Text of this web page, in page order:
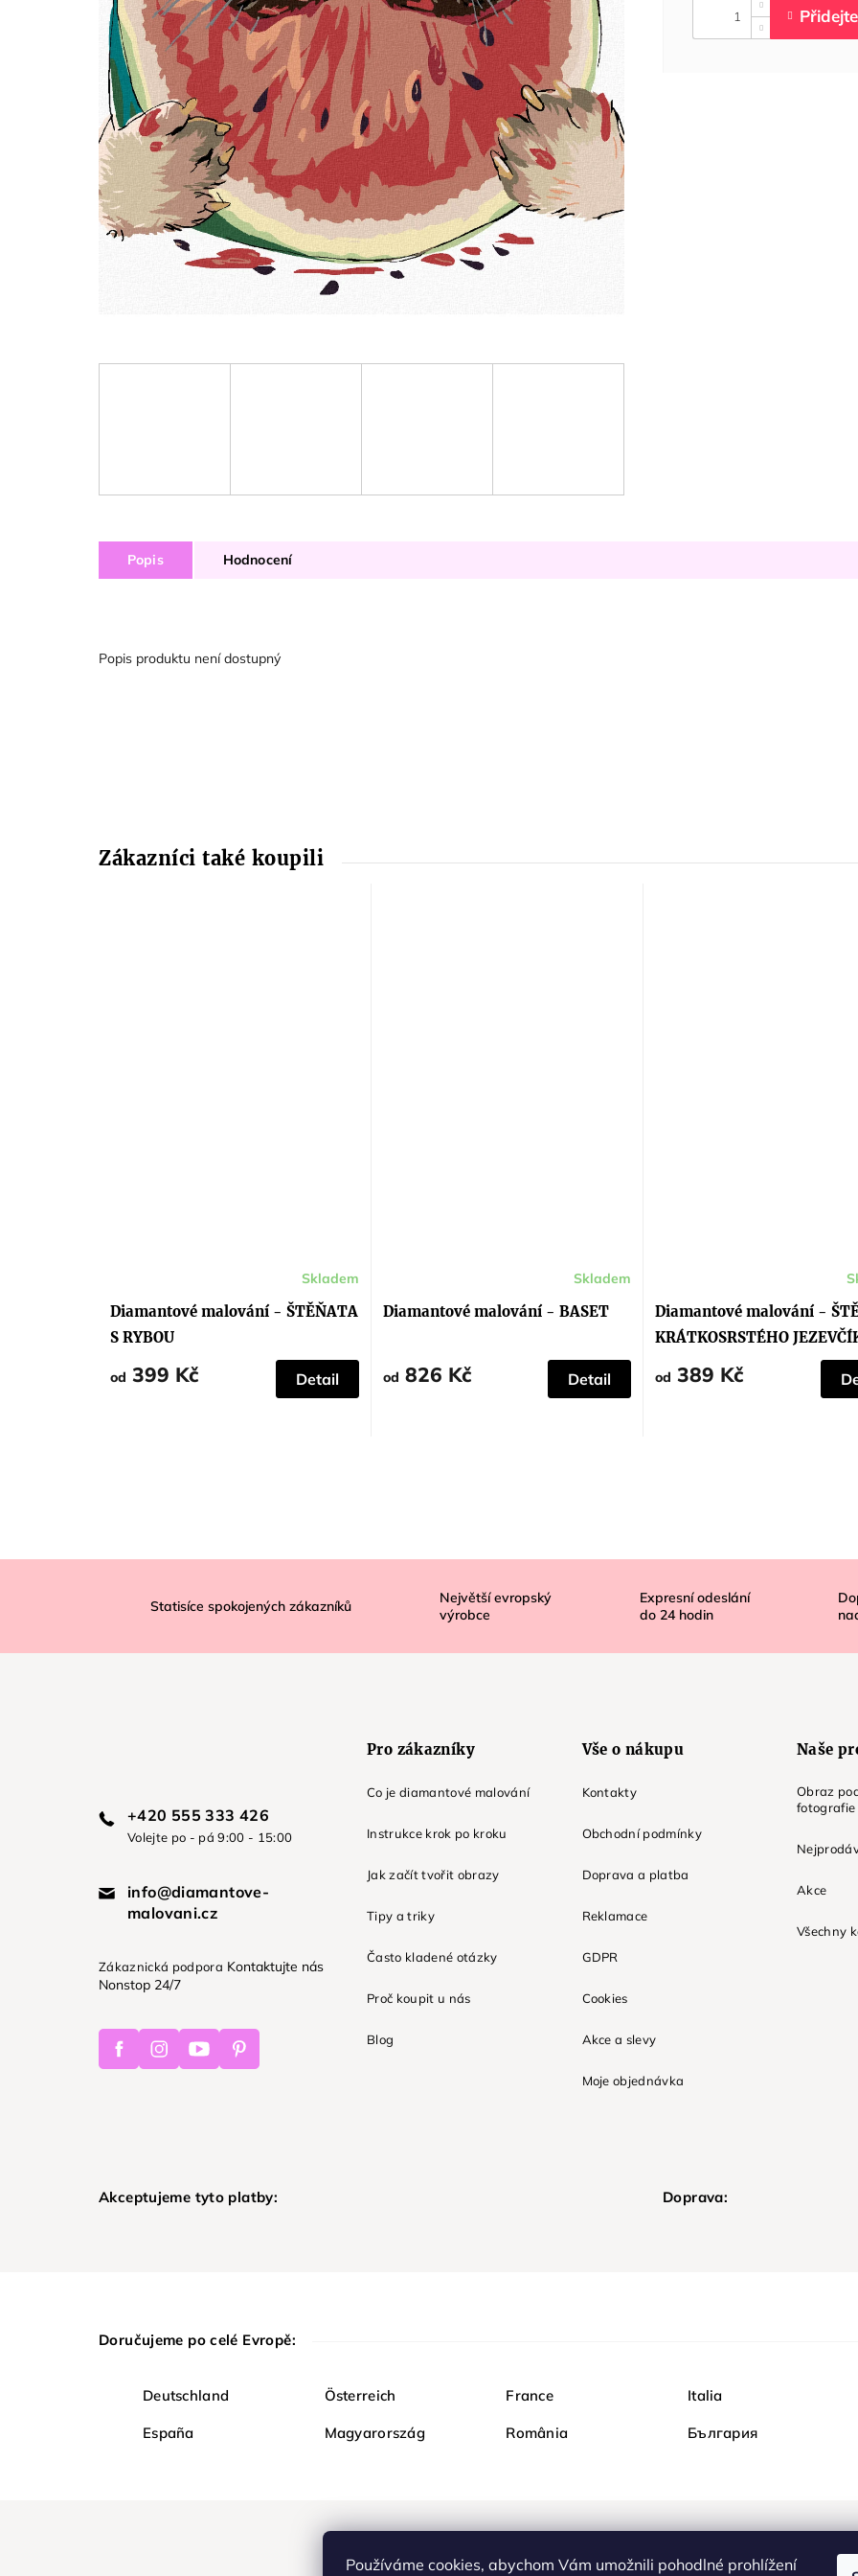
Používáme cookies, abychom Vám umožnili pohodlné prohlížení
Popis Hodnocení
Popis produktu není dostupný
Diamantové malování - ŠTĚŇATA
S RYBOU
Skladem
od 399 Kč Detail
Diamantové malování - BASET
Skladem
od 826 Kč Detail
Diamantové malování -
KRÁTKOSRSTÉHO
produktu
je
5,0
z
hvězdiček.
od 389 Kč
a
Statisíce spokojených zákazníků
Největší evropský
výrobce
Expresní odeslání
do 24hodin
+420 555 333 426
Volejte po - pá 9:00 - 15:00
info@diamantove-
malovani.cz
Zákaznická podpora Kontaktujte nás
Nonstop 24/7
FacebookInstagramYoutubePinterest
Pro zákazníky
Co je diamantové malování
Instrukce krok po kroku
Jak začít tvořit obrazy
Tipy a triky
Často kladené otázky
Proč koupit u nás
Blog
Vše o nákupu
Kontakty
Obchodní podmínky
Doprava a platba
Reklamace
GDPR
Cookies
Akce a slevy
Moje objednávka
Naše
Obraz
fotografie
Akce
Všechny
Akceptujeme tyto platby: Doprava:
Doručujeme po celé Evropě:
Deutschland Österreich France Italia
España Magyarország România България
Nakupujte na